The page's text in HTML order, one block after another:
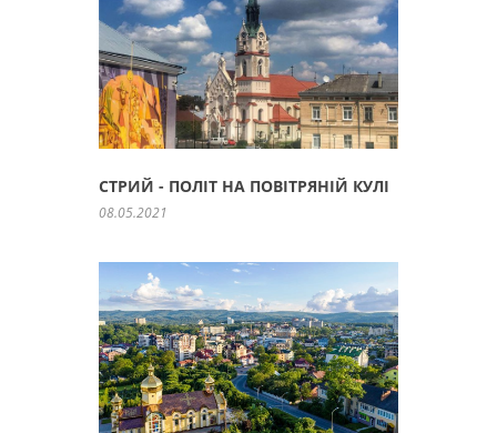
СТРИЙ - ПОЛІТ НА ПОВІТРЯНІЙ КУЛІ
08.05.2021